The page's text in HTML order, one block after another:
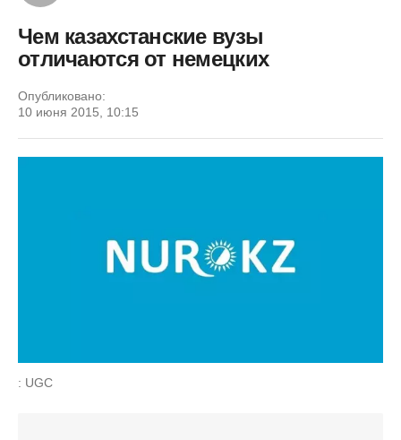
Чем казахстанские вузы
отличаются от немецких
Опубликовано:
10 июня 2015, 10:15
: UGC